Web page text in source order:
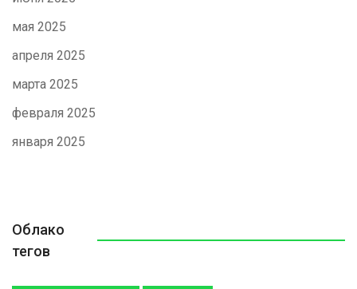
мая 2025
апреля 2025
марта 2025
февраля 2025
января 2025
Облако
тегов